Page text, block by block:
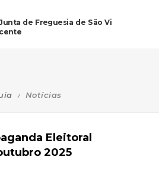
de Freguesia de São Vi
cente
Notícias
Eleitoral
2025